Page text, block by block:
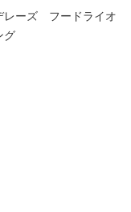
ーズ フードライオ
グ